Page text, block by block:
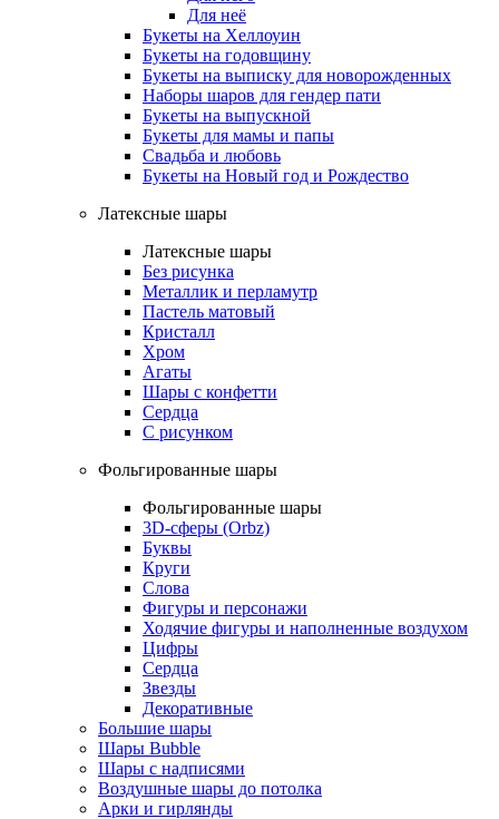
Для неё
Букеты на Хеллоуин
Букеты на годовщину
Букеты на выписку для новорожденных
Наборы шаров для гендер пати
Букеты на выпускной
Букеты для мамы и папы
Свадьба и любовь
Букеты на Новый год и Рождество
Латексные шары
Латексные шары
Без рисунка
Металлик и перламутр
Пастель матовый
Кристалл
Хром
Агаты
Шары с конфетти
Сердца
С рисунком
Фольгированные шары
Фольгированные шары
3D-сферы (Orbz)
Буквы
Круги
Слова
Фигуры и персонажи
Ходячие фигуры и наполненные воздухом
Цифры
Сердца
Звезды
Декоративные
Большие шары
Шары Bubble
Шары с надписями
Воздушные шары до потолка
Арки и гирлянды